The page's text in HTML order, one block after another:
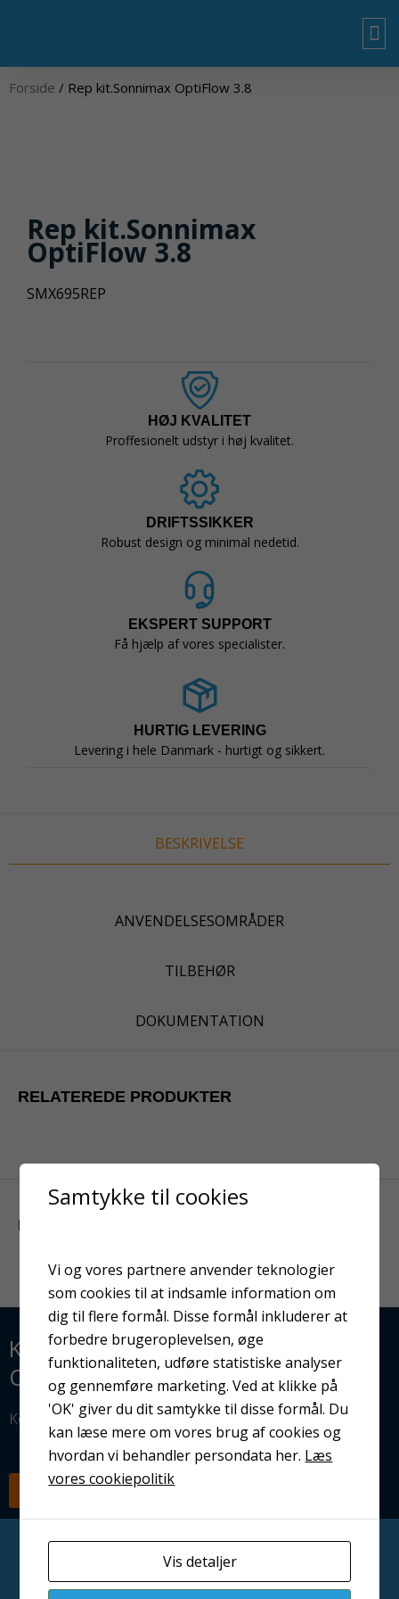
Forside / Rep kit.Sonnimax OptiFlow 3.8
Rep kit.Sonnimax
OptiFlow 3.8
SMX695REP
HØJ KVALITET
Proffesionelt udstyr i høj kvalitet.
DRIFTSSIKKER
Robust design og minimal nedetid.
EKSPERT SUPPORT
Få hjælp af vores specialister.
HURTIG LEVERING
Levering i hele Danmark - hurtigt og sikkert.
BESKRIVELSE
ANVENDELSESOMRÅDER
TILBEHØR
DOKUMENTATION
RELATEREDE PRODUKTER
KUNDER HAR OGSÅ KIGGET PÅ
KLAR TIL AT OPTIMERE JERES
OVERFLADEBEHANDLING?
Kontakt os i dag — vi står klar til at hjælpe dig.
RING NU
Samtykke til cookies
Vi og vores partnere anvender teknologier
som cookies til at indsamle information om
dig til flere formål. Disse formål inkluderer at
forbedre brugeroplevelsen, øge
funktionaliteten, udføre statistiske analyser
og gennemføre marketing. Ved at klikke på
'OK' giver du dit samtykke til disse formål. Du
kan læse mere om vores brug af cookies og
hvordan vi behandler persondata her. Læs
vores cookiepolitik
Vis detaljer